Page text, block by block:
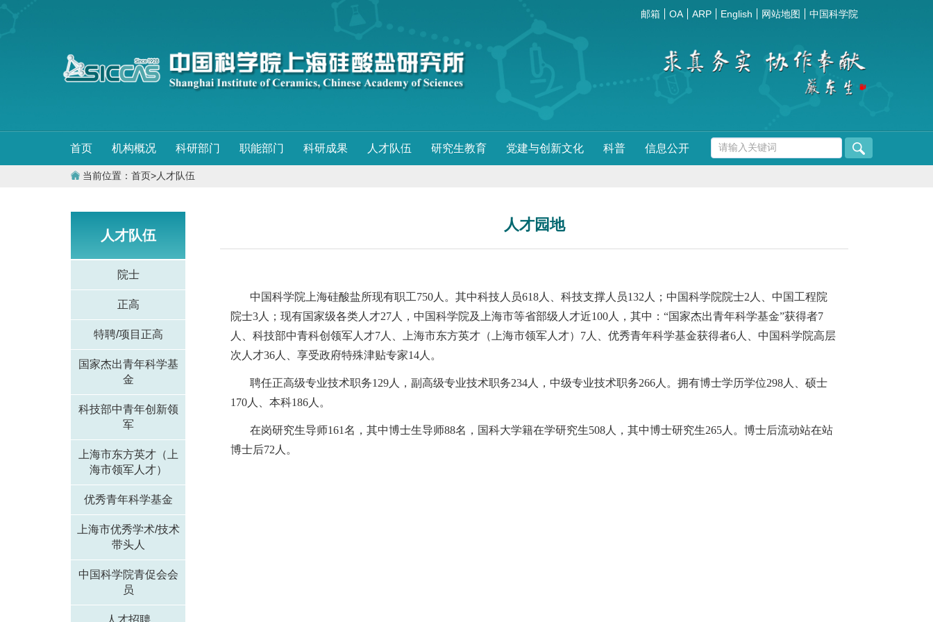
邮箱 OA ARP English 网站地图 中国科学院
首页 机构概况 科研部门 职能部门 科研成果 人才队伍 研究生教育 党建与创新文化 科普 信息公开
当前位置： 首页> 人才队伍
人才队伍
院士
正高
特聘/项目正高
国家杰出青年科学基
金
科技部中青年创新领
军
上海市东方英才（上
海市领军人才）
优秀青年科学基金
上海市优秀学术/技术
带头人
中国科学院青促会会
员
人才招聘
人才园地
中国科学院上海硅酸盐所现有职工750 人。其中科技人员618 人、科技支撑人员132 人；中国科学院院士2 人、中国工程院
院士3 人；现有国家级各类人才27 人，中国科学院及上海市等省部级人才近100 人，其中： “国家杰出青年科学基金”获得者7
人、科技部中青科创领军人才7 人、上海市东方英才（上海市领军人才） 7 人、优秀青年科学基金获得者6 人、中国科学院高层
次人才36 人、享受政府特殊津贴专家14 人。
聘任正高级专业技术职务129 人，副高级专业技术职务234 人， 中级专业技术职务266 人。拥有博士学历学位298 人、硕士
170 人、本科186 人。
在岗研究生导师161名，其中博士生导师88名，国科大学籍在学研究生508 人，其中博士研究生265 人。博士后流动站在站
博士后72 人。